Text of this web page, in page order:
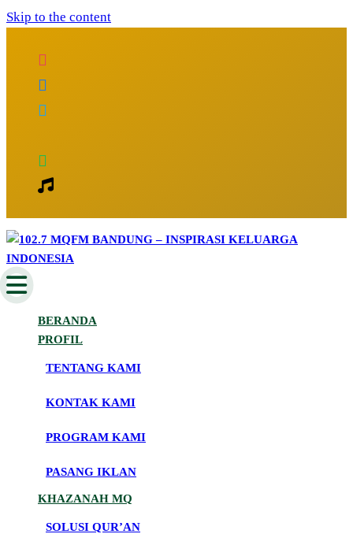
Skip to the content
102.7 MQFM Bandung – Inspirasi
Keluarga Indonesia
Inspirasi Keluarga Indonesia
BERANDA
PROFIL
TENTANG KAMI
KONTAK KAMI
PROGRAM KAMI
PASANG IKLAN
KHAZANAH MQ
SOLUSI QUR’AN